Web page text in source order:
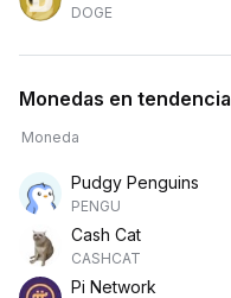
DOGE
Monedas en tendencia
Moneda
Pudgy Penguins
PENGU
Cash Cat
CASHCAT
Pi Network